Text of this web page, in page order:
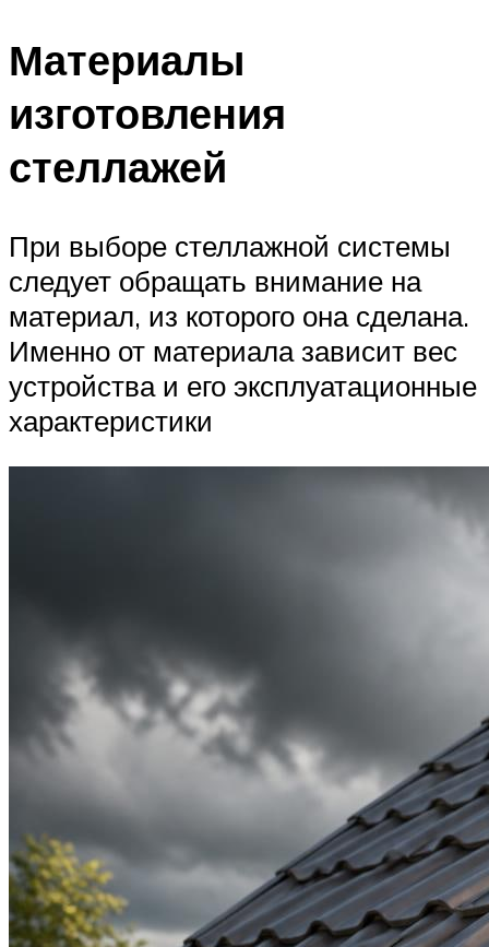
Материалы
изготовления
стеллажей
При выборе стеллажной системы
следует обращать внимание на
материал, из которого она сделана.
Именно от материала зависит вес
устройства и его эксплуатационные
характеристики